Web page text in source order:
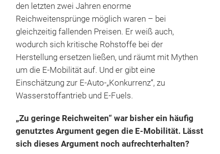
den letzten zwei Jahren enorme
Reichweitensprünge möglich waren – bei
gleichzeitig fallenden Preisen. Er weiß auch,
wodurch sich kritische Rohstoffe bei der
Herstellung ersetzen ließen, und räumt mit Mythen
um die E-Mobilität auf. Und er gibt eine
Einschätzung zur E-Auto-„Konkurrenz“, zu
Wasserstoffantrieb und E-Fuels.
„Zu geringe Reichweiten“ war bisher ein häufig
genutztes Argument gegen die E-Mobilität. Lässt
sich dieses Argument noch aufrechterhalten?